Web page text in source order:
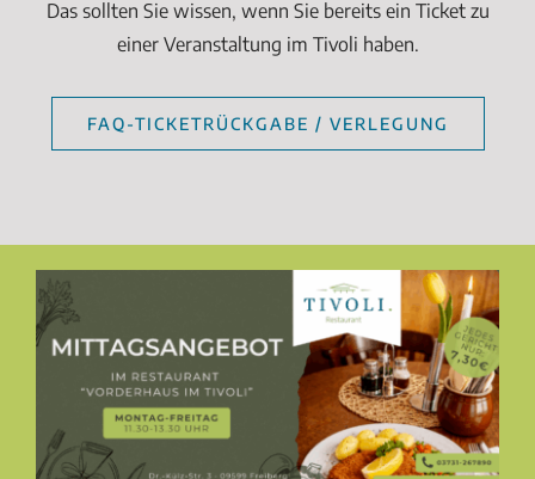
Das sollten Sie wissen, wenn Sie bereits ein Ticket zu
einer Veranstaltung im Tivoli haben.
FAQ-TICKETRÜCKGABE / VERLEGUNG